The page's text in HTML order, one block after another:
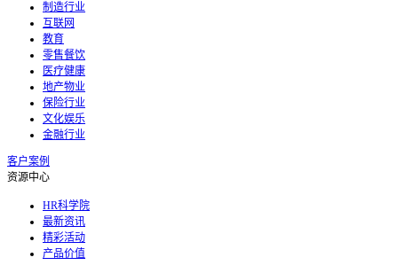
制造行业
互联网
教育
零售餐饮
医疗健康
地产物业
保险行业
文化娱乐
金融行业
客户案例
资源中心
HR科学院
最新资讯
精彩活动
产品价值